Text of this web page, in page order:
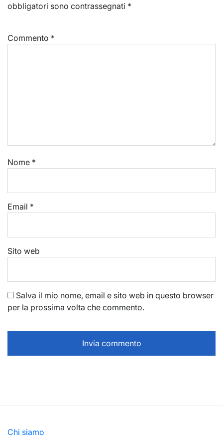
obbligatori sono contrassegnati *
Commento *
Nome *
Email *
Sito web
Salva il mio nome, email e sito web in questo browser
per la prossima volta che commento.
Chi siamo